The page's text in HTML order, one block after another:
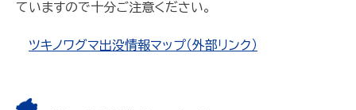
ていますので十分ご注意ください。
ツキノワグマ出没情報マップ（外部リンク）